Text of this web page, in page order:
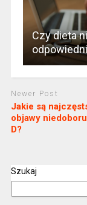
Czy dieta
Newer Post
Jakie są
objawy
D?
Szukaj